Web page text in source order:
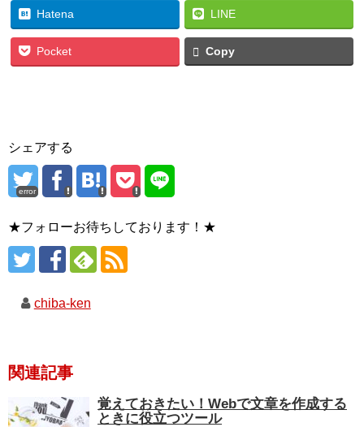
Hatena LINE
Pocket Copy
シェアする
error
★フォローお待ちしております！★
chiba-ken
関連記事
覚えておきたい！Webで文章を作成する
ときに役立つツール